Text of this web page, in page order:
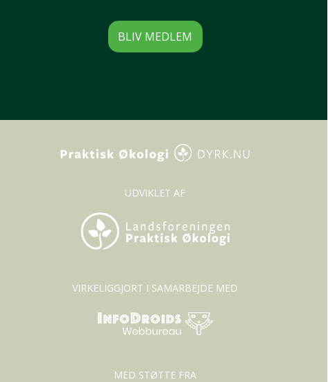
BLIV MEDLEM
UDVIKLET AF
VIRKELIGGJORT I SAMARBEJDE MED
MED STØTTE FRA